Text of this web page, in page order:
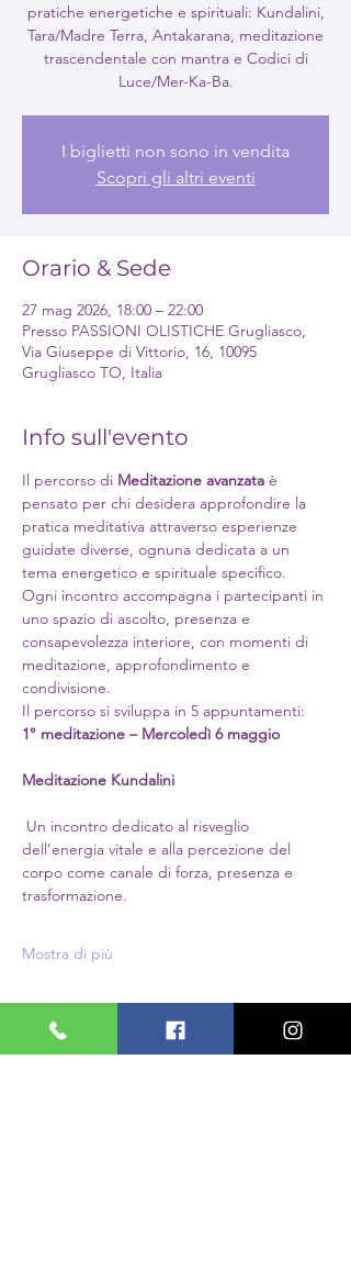
pratiche energetiche e spirituali: Kundalini,
Tara/Madre Terra, Antakarana, meditazione
trascendentale con mantra e Codici di
Luce/Mer-Ka-Ba.
I biglietti non sono in vendita
Scopri gli altri eventi
Orario & Sede
27 mag 2026, 18:00 – 22:00
Presso PASSIONI OLISTICHE Grugliasco,
Via Giuseppe di Vittorio, 16, 10095
Grugliasco TO, Italia
Info sull'evento
Il percorso di Meditazione avanzata è
pensato per chi desidera approfondire la
pratica meditativa attraverso esperienze
guidate diverse, ognuna dedicata a un
tema energetico e spirituale specifico.
Ogni incontro accompagna i partecipanti in
uno spazio di ascolto, presenza e
consapevolezza interiore, con momenti di
meditazione, approfondimento e
condivisione.
Il percorso si sviluppa in 5 appuntamenti:
1° meditazione – Mercoledì 6 maggio
Meditazione Kundalini
dell’energia vitale e alla percezione del
corpo come canale di forza, presenza e
trasformazione.
Mostra di più
Condividi questo evento